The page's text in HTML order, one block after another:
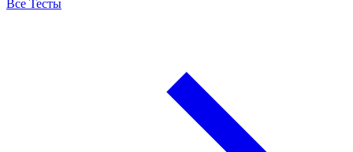
Все Тесты